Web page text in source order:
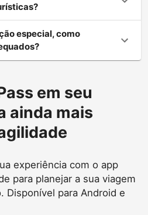
especial, como
em seu
ainda mais
experiência com o app
para planejar a sua viagem
Disponível para Android e